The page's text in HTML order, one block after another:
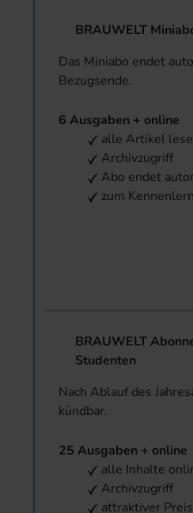
BRAUWELT
Das Miniabo endet
Bezugsende.
6 Ausgaben + online
alle Artikel
Archivzugriff
Abo endet
zum
BRAUWELT
Studenten
Nach Ablauf des
kündbar.
25 Ausgaben + online
alle Inhalte
Archivzugriff
attraktiver Preis